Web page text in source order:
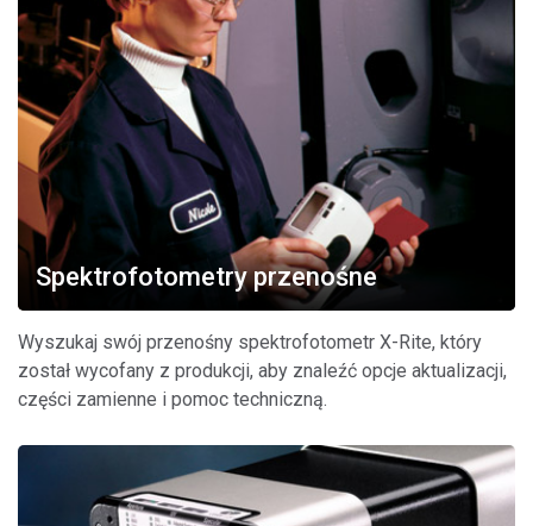
Spektrofotometry przenośne
Wyszukaj swój przenośny spektrofotometr X-Rite, który
został wycofany z produkcji, aby znaleźć opcje aktualizacji,
części zamienne i pomoc techniczną.